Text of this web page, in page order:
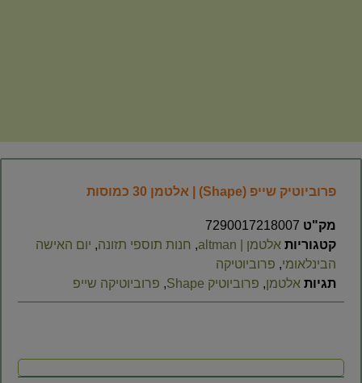
פרוביוטיק שייפ (Shape) | אלטמן 30 כמוסות
מק"ט 7290017218007
קטגוריות אלטמן | altman , חנות תוספי תזונה, יום האישה
הבינלאומי, פרוביוטיקה
תגיות אלטמן, פרוביוטיק Shape , פרוביוטיקה שייפ